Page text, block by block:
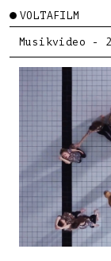
VOLTAFILM
Musikvideo -